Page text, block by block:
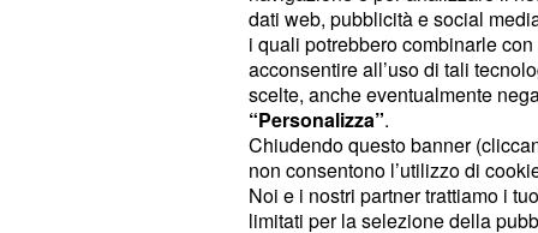
Nazionale femminile UISP under
senza dimenticare la prima
regionale.
Sagra dei Pescatori
A settembre va in scena, come
dati web, pubblicità e social
i quali potrebbero combinarle
acconsentire all’uso di tali
scelte, anche eventualmente
“Personalizza”.
Chiudendo questo banner
non consentono l’utilizzo di
Noi e i nostri partner trattiamo i
limitati per la selezione della